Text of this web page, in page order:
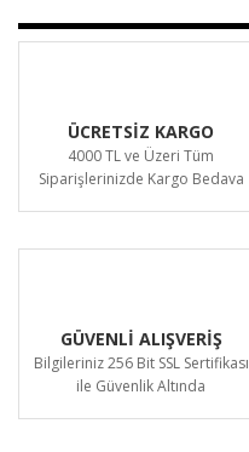
ÜCRETSİZ KARGO
4000 TL ve Üzeri Tüm
Siparişlerinizde Kargo Bedava
GÜVENLİ ALIŞVERİŞ
Bilgileriniz 256 Bit SSL Sertifikası
ile Güvenlik Altında